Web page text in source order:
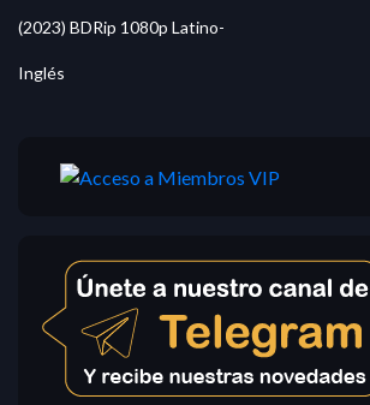
(2023) BDRip 1080p Latino-
Inglés